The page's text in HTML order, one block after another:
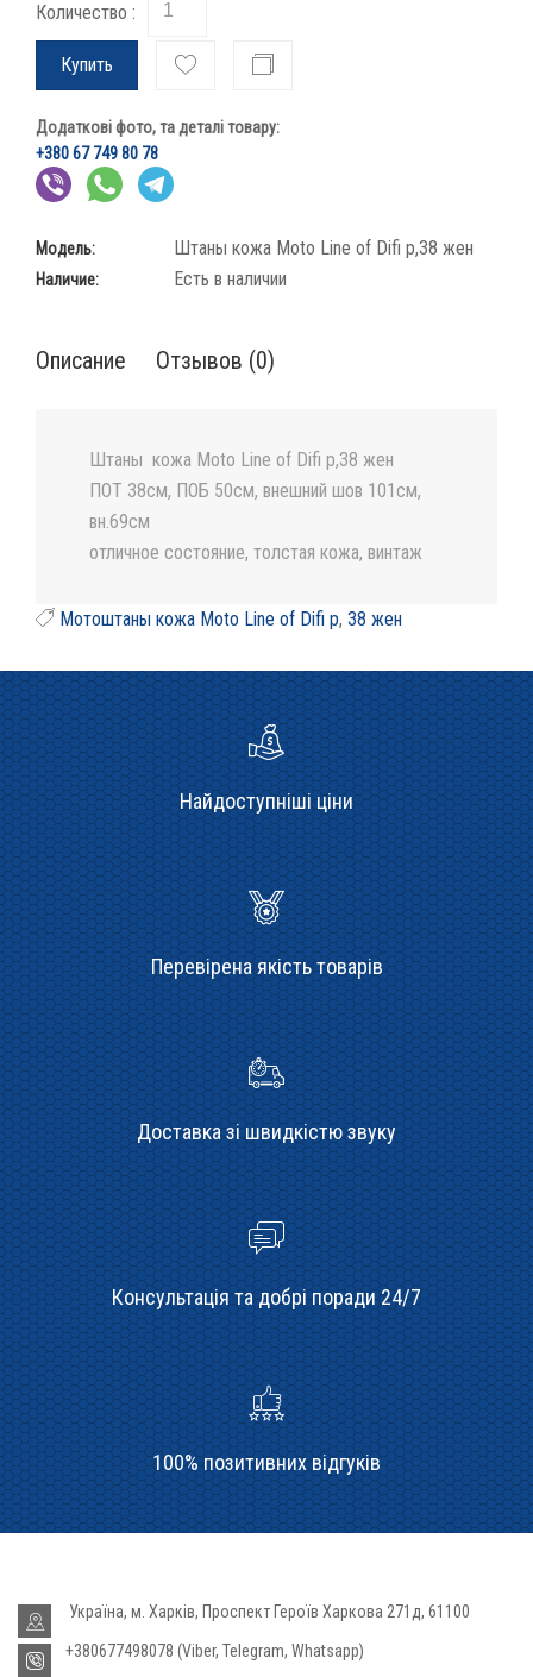
Количество :
Купить
Додаткові фото, та деталі товару:
+380 67 749 80 78
Модель: Штаны кожа Moto Line of Difi p,38 жен
Наличие: Есть в наличии
Описание Отзывов (0)
Штаны кожа Moto Line of Difi p,38 жен
ПОТ 38см, ПОБ 50см, внешний шов 101см,
вн.69см
отличное состояние, толстая кожа, винтаж
Мотоштаны кожа Moto Line of Difi p, 38 жен
Найдоступніші ціни
Перевірена якість товарів
Доставка зі швидкістю звуку
Консультація та добрі поради 24/7
100% позитивних відгуків
Україна, м. Харків, Проспект Героїв Харкова 271д, 61100
+380677498078 (Viber, Telegram, Whatsapp)